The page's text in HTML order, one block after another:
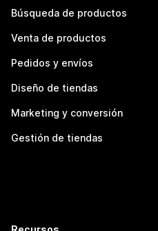
Búsqueda de productos
Venta de productos
Pedidos y envíos
Diseño de tiendas
Marketing y conversión
Gestión de tiendas